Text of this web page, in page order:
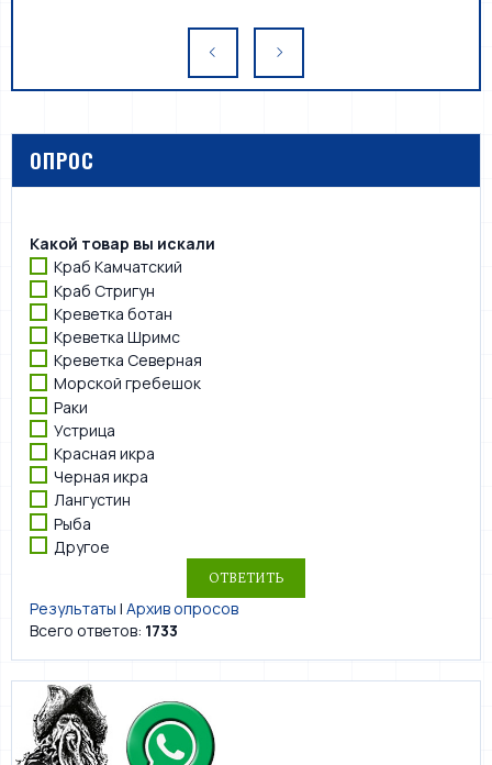
ОПРОС
Какой товар вы искали
Краб Камчатский
Краб Стригун
Креветка ботан
Креветка Шримс
Креветка Северная
Морской гребешок
Раки
Устрица
Красная икра
Черная икра
Лангустин
Рыба
Другое
Результаты | Архив опросов
Всего ответов: 1733